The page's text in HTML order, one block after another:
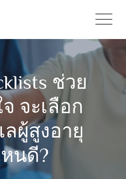
ช่วย
จะเลือก
ผู้สูงอายุ
นดี?